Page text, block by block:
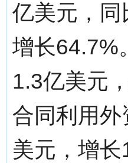
亿美元，
增长64.7%
1.3亿美元
合同利用
美元，增长